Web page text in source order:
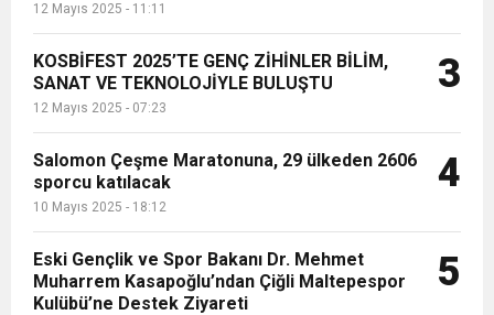
12 Mayıs 2025 - 11:11
KOSBİFEST 2025’TE GENÇ ZİHİNLER BİLİM,
SANAT VE TEKNOLOJİYLE BULUŞTU
12 Mayıs 2025 - 07:23
3
Salomon Çeşme Maratonuna, 29 ülkeden 2606
sporcu katılacak
10 Mayıs 2025 - 18:12
4
Eski Gençlik ve Spor Bakanı Dr. Mehmet
Muharrem Kasapoğlu’ndan Çiğli Maltepespor
Kulübü’ne Destek Ziyareti
5